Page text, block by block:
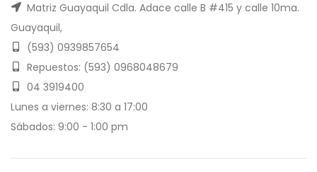
Matriz Guayaquil Cdla. Adace calle B #415 y calle 10ma.
Guayaquil,
(593) 0939857654
Repuestos: (593) 0968048679
04 3919400
Lunes a viernes: 8:30 a 17:00
Sábados: 9:00 - 1:00 pm